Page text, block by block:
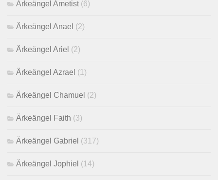
Ärkeängel Ametist (6)
Ärkeängel Anael (2)
Ärkeängel Ariel (2)
Ärkeängel Azrael (1)
Ärkeängel Chamuel (2)
Ärkeängel Faith (3)
Ärkeängel Gabriel (317)
Ärkeängel Jophiel (14)